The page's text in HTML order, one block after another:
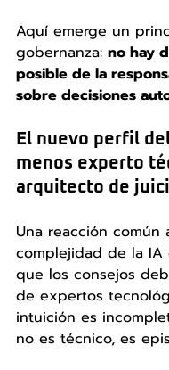
Aquí emerge un
gobernanza: no hay
posible de la
sobre decisiones
El nuevo perfil
menos experto
arquitecto de
Una reacción común
complejidad de la IA
que los consejos
de expertos
intuición es
no es técnico, es